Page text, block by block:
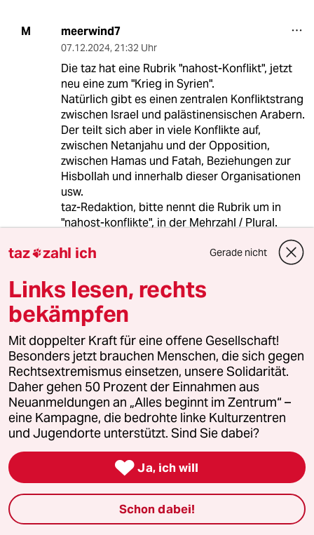
M meerwind7
07.12.2024, 21:32 Uhr
Die taz hat eine Rubrik "nahost-Konflikt", jetzt
neu eine zum "Krieg in Syrien".
Natürlich gibt es einen zentralen Konfliktstrang
zwischen Israel und palästinensischen Arabern.
Der teilt sich aber in viele Konflikte auf,
zwischen Netanjahu und der Opposition,
zwischen Hamas und Fatah, Beziehungen zur
Hisbollah und innerhalb dieser Organisationen
usw.
taz-Redaktion, bitte nennt die Rubrik um in
"nahost-konflikte", in der Mehrzahl / Plural.
07.12.2024,18:01 Uhr
Wenn man die ganzen Bilder sieht von diesen
„Rebellen“ die genau so aussehen wie man sich
Islamisten vorstellt, dann ist nach der
Machtübernahme ein freies Syrien bestimmt
nicht möglich.
CL Christian Lupper
Peter Scholl Latour (9. März 1924 - 16. August
2014) wusste es schon vor über 20 Jahren:
Diese Länder lassen sich nicht befrieden.
Leider sind Ansichten und Erkenntnisse von
taz zahl ich Gerade nicht
Links lesen, rechts
bekämpfen
Mit doppelter Kraft für eine offene Gesellschaft!
Besonders jetzt brauchen Menschen, die sich gegen
Rechtsextremismus einsetzen, unsere Solidarität.
Daher gehen 50 Prozent der Einnahmen aus
Neuanmeldungen an „Alles beginnt im Zentrum“ –
eine Kampagne, die bedrohte linke Kulturzentren
und Jugendorte unterstützt. Sind Sie dabei?
 Ja, ich will
Schon dabei!